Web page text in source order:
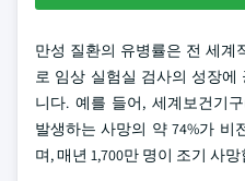
만성 질환의 유병률은 전 세계
로 임상 실험실 검사의 성장에
니다. 예를 들어, 세계보건기
발생하는 사망의 약 74%가 비
며, 매년 1,700만 명이 조기 사